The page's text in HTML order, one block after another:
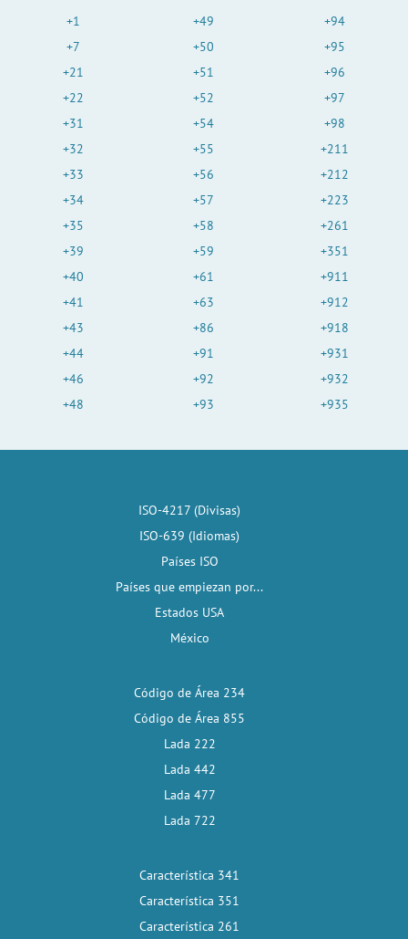
+1
+7
+21
+22
+31
+32
+33
+34
+35
+39
+40
+41
+43
+44
+46
+48
+49
+50
+51
+52
+54
+55
+56
+57
+58
+59
+61
+63
+86
+91
+92
+93
+94
+95
+96
+97
+98
+211
+212
+223
+261
+351
+911
+912
+918
+931
+932
+935
ISO-4217 (Divisas)
ISO-639 (Idiomas)
Países ISO
Países que empiezan por...
Estados USA
México
Código de Área 234
Código de Área 855
Lada 222
Lada 442
Lada 477
Lada 722
Característica 341
Característica 351
Característica 261